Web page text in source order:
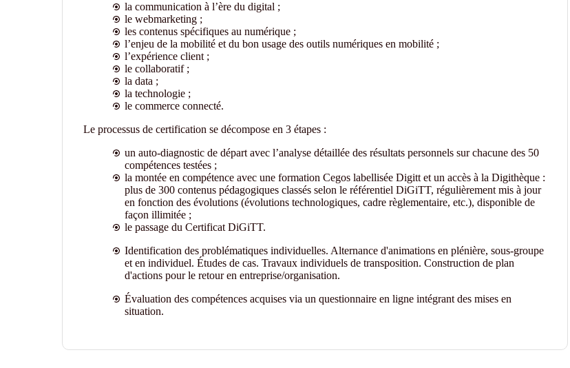
la communication à l’ère du digital ;
le webmarketing ;
les contenus spécifiques au numérique ;
l’enjeu de la mobilité et du bon usage des outils numériques en mobilité ;
l’expérience client ;
le collaboratif ;
la data ;
la technologie ;
le commerce connecté.
Le processus de certification se décompose en 3 étapes :
un auto-diagnostic de départ avec l’analyse détaillée des résultats personnels sur chacune des 50
compétences testées ;
la montée en compétence avec une formation Cegos labellisée Digitt et un accès à la Digithèque :
plus de 300 contenus pédagogiques classés selon le référentiel DiGiTT, régulièrement mis à jour
en fonction des évolutions (évolutions technologiques, cadre règlementaire, etc.), disponible de
façon illimitée ;
le passage du Certificat DiGiTT.
Identification des problématiques individuelles. Alternance d'animations en plénière, sous-groupe
et en individuel. Études de cas. Travaux individuels de transposition. Construction de plan
d'actions pour le retour en entreprise/organisation.
Évaluation des compétences acquises via un questionnaire en ligne intégrant des mises en
situation.